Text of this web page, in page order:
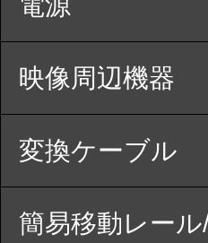
映像周辺機器
変換ケーブル
簡易移動レー